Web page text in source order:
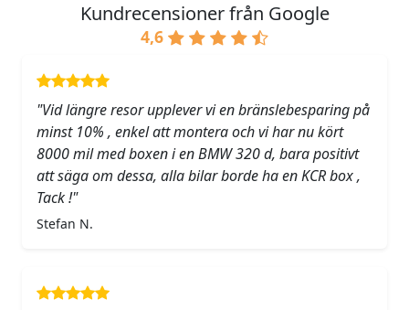
Kundrecensioner från Google
4,6
"Vid längre resor upplever vi en bränslebesparing på
minst 10% , enkel att montera och vi har nu kört
8000 mil med boxen i en BMW 320 d, bara positivt
att säga om dessa, alla bilar borde ha en KCR box ,
Tack !"
Stefan N.